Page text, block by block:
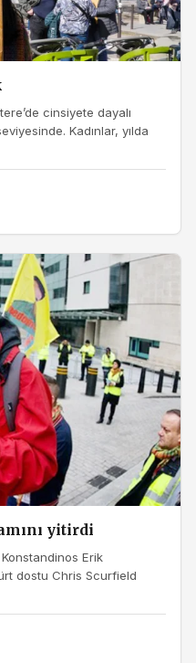
cinsiyete dayalı
Kadınlar, yılda
yitirdi
Erik
dostu Chris Scurfield